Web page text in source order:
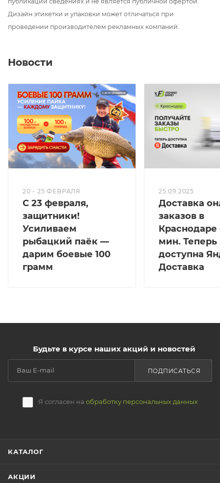
Дизайн этикетки и упаковки может отличаться при
проведении производителем рекламных компаний.
Новости
20 - 25 ФЕВРАЛЯ
С 23 февраля,
защитники!
Усиливаем
рыбацкий паёк —
дарим боевые 100
грамм
25.09.2025
Доставка
заказов в
Краснодаре
мин. Теперь
доступна
Доставка
Будьте в курсе наших акций и новостей
Я согласен на обработку персональных данных
ПОДПИСАТЬСЯ
КАТАЛОГ
АКЦИИ